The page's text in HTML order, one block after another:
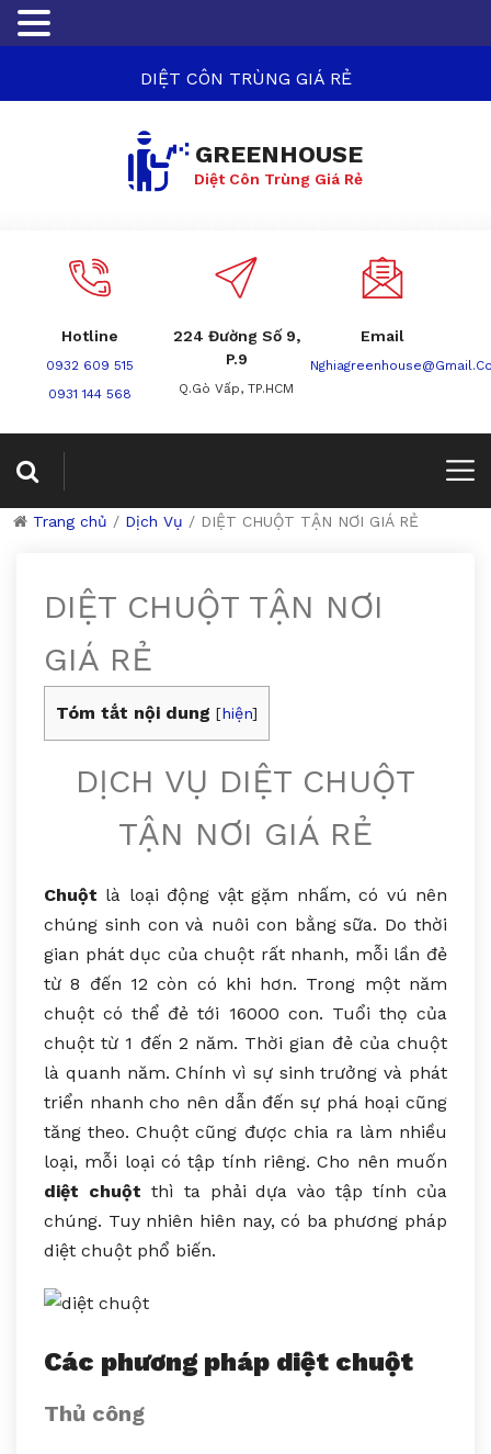
DIỆT CÔN TRÙNG GIÁ RẺ
GREENHOUSE
Diệt Côn Trùng Giá Rẻ
Hotline
0932 609 515
0931 144 568
224 Đường Số 9,
P.9
Q.Gò Vấp, TP.HCM
Email
Trang chủ / Dịch Vụ / DIỆT CHUỘT TẬN NƠI GIÁ RẺ
DIỆT CHUỘT TẬN NƠI
GIÁ RẺ
Tóm tắt nội dung [hiện]
DỊCH VỤ DIỆT CHUỘT
TẬN NƠI GIÁ RẺ
Chuột là loại động vật gặm nhấm, có vú nên
chúng sinh con và nuôi con bằng sữa. Do thời
gian phát dục của chuột rất nhanh, mỗi lần đẻ
từ 8 đến 12 còn có khi hơn. Trong một năm
chuột có thể đẻ tới 16000 con. Tuổi thọ của
chuột từ 1 đến 2 năm. Thời gian đẻ của chuột
là quanh năm. Chính vì sự sinh trưởng và phát
triển nhanh cho nên dẫn đến sự phá hoại cũng
tăng theo. Chuột cũng được chia ra làm nhiều
loại, mỗi loại có tập tính riêng. Cho nên muốn
diệt chuột thì ta phải dựa vào tập tính của
chúng. Tuy nhiên hiên nay, có ba phương pháp
diệt chuột phổ biến.
Các phương pháp diệt chuột
Thủ công